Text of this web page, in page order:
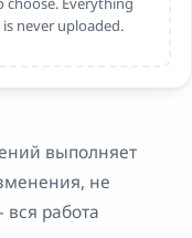
never uploaded.
выполняет
не
работа